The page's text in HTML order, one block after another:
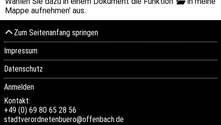
Mappe aufnehmen' aus.
Zum Seitenanfang springen
Impressum
Datenschutz
Anmelden
Kontakt:
+49 (0) 69 80 65 28 56
stadtverordnetenbuero@offenbach.de